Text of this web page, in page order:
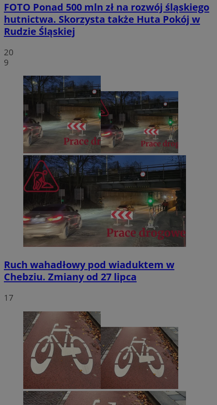
FOTO Ponad 500 mln zł na rozwój śląskiego
hutnictwa. Skorzysta także Huta Pokój w
Rudzie Śląskiej
20
9
Ruch wahadłowy pod wiaduktem w
Chebziu. Zmiany od 27 lipca
17